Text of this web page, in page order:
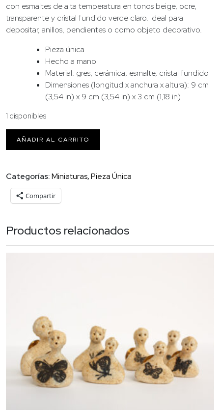
con esmaltes de alta temperatura en tonos beige, ocre,
transparente y cristal fundido verde claro. Ideal para
depositar, anillos, pendientes o como objeto decorativo.
Pieza única
Hecho a mano
Material: gres, cerámica, esmalte, cristal fundido
Dimensiones (longitud x anchura x altura): 9 cm
(3,54 in) x 9 cm (3,54 in) x 3 cm (1,18 in)
1 disponibles
Plato
joyas
con
brazo
porcelana
AÑADIR AL CARRITO
Categorías:Miniaturas,Pieza Única
Compartir
Productos relacionados